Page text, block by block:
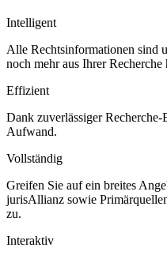
Intelligent
Alle Rechtsinformationen sind
noch mehr aus Ihrer Recherche
Effizient
Dank zuverlässiger
Aufwand.
Vollständig
Greifen Sie auf ein breites
jurisAllianz sowie
zu.
Interaktiv